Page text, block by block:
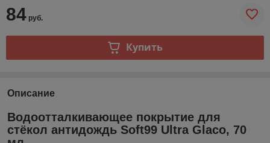
84 руб.
Купить
Описание
Водоотталкивающее покрытие для
стёкол антидождь Soft99 Ultra Glaco, 70